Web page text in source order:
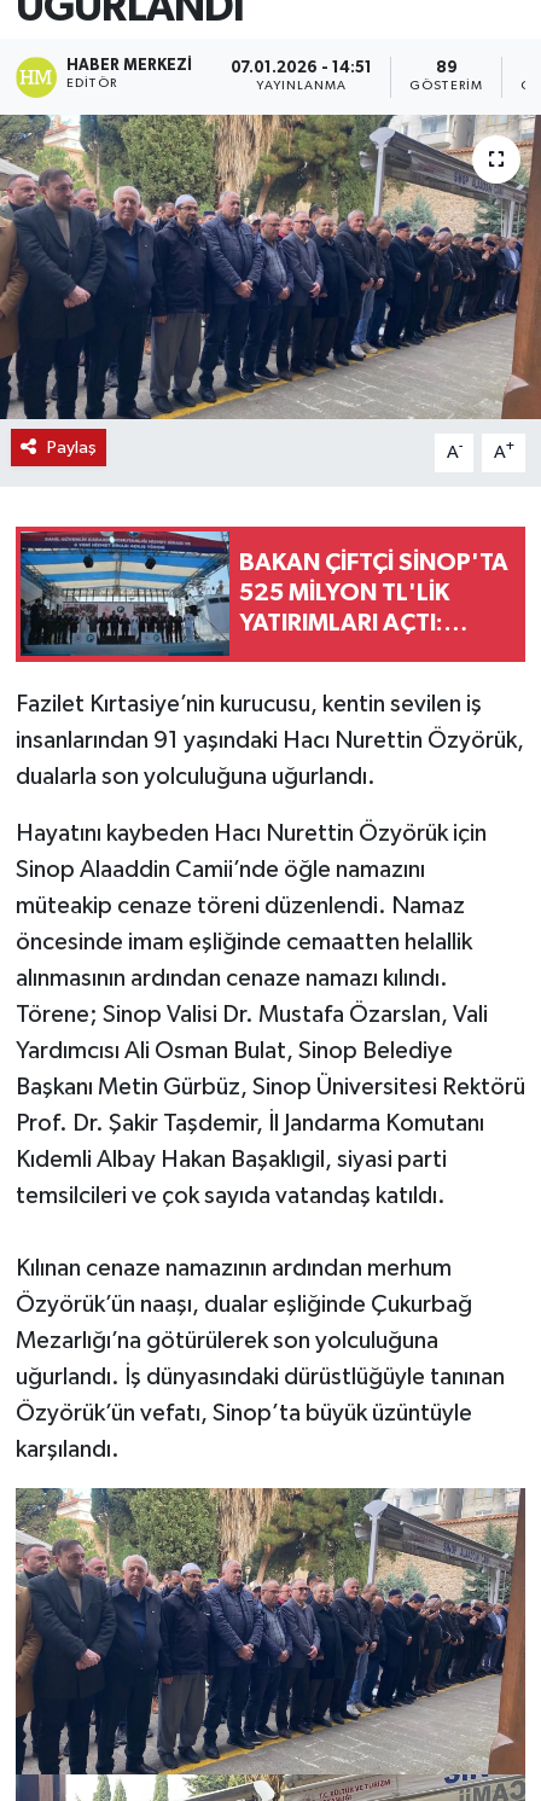
HABER MERKEZI
EDITÖR
07.01.2026 - 14:51
YAYINLANMA
89
GÖSTERIM
Paylaş A- A+
BAKAN ÇİFTÇİ SİNOP'TA
525 MİLYON TL'LİK
YATIRIMLARI AÇTI:
Fazilet Kırtasiye’nin kurucusu, kentin sevilen iş
insanlarından 91 yaşındaki Hacı Nurettin Özyörük,
dualarla son yolculuğuna uğurlandı.
Hayatını kaybeden Hacı Nurettin Özyörük için
Sinop Alaaddin Camii’nde öğle namazını
müteakip cenaze töreni düzenlendi. Namaz
öncesinde imam eşliğinde cemaatten helallik
alınmasının ardından cenaze namazı kılındı.
Törene; Sinop Valisi Dr. Mustafa Özarslan, Vali
Yardımcısı Ali Osman Bulat, Sinop Belediye
Başkanı Metin Gürbüz, Sinop Üniversitesi Rektörü
Prof. Dr. Şakir Taşdemir, İl Jandarma Komutanı
Kıdemli Albay Hakan Başaklıgil, siyasi parti
temsilcileri ve çok sayıda vatandaş katıldı.
Kılınan cenaze namazının ardından merhum
Özyörük’ün naaşı, dualar eşliğinde Çukurbağ
Mezarlığı’na götürülerek son yolculuğuna
uğurlandı. İş dünyasındaki dürüstlüğüyle tanınan
Özyörük’ün vefatı, Sinop’ta büyük üzüntüyle
karşılandı.